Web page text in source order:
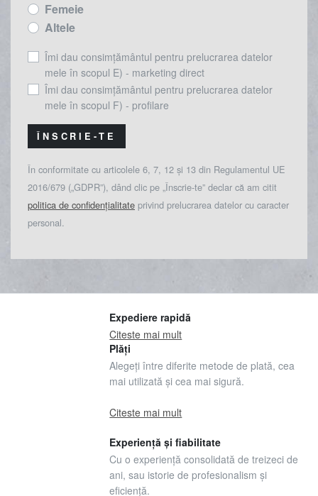
Femeie
Altele
Îmi dau consimțământul pentru prelucrarea datelor
mele în scopul E) - marketing direct
Îmi dau consimțământul pentru prelucrarea datelor
mele în scopul F) - profilare
ÎNSCRIE-TE
În conformitate cu articolele 6, 7, 12 și 13 din Regulamentul UE
2016/679 („GDPR”), dând clic pe „Înscrie-te” declar că am citit
politica de confidențialitate privind prelucrarea datelor cu caracter
personal.
Expediere rapidă
Citeste mai mult
Plăți
Alegeți între diferite metode de plată, cea
mai utilizată și cea mai sigură.
Citeste mai mult
Experiență și fiabilitate
Cu o experiență consolidată de treizeci de
ani, sau istorie de profesionalism și
eficiență.